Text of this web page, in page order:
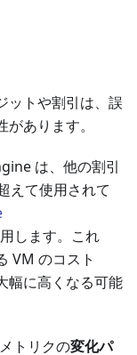
ットや割引は、誤
あります。
は、他の割引
えて使用されて
します。これ
VM のコスト
幅に高くなる可能
メトリクの変化パ